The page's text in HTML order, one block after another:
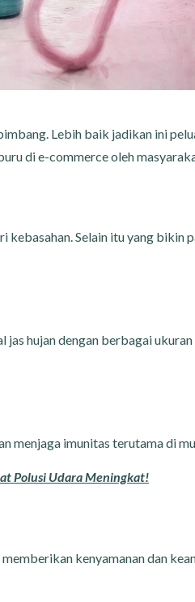
Lebih baik jadikan ini
di e-commerce oleh
Selain itu yang bikin
hujan dengan berbagai
menjaga imunitas terutama di
Polusi Udara Meningkat!
kenyamanan dan